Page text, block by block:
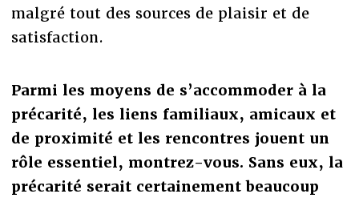
malgré tout des sources de plaisir et de
satisfaction.
Parmi les moyens de s’accommoder à la
précarité, les liens familiaux, amicaux et
de proximité et les rencontres jouent un
rôle essentiel, montrez-vous. Sans eux, la
précarité serait certainement beaucoup